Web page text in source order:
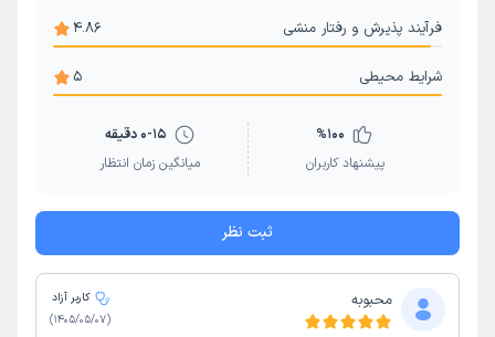
فرآیند پذیرش و رفتار منشی 4.86
شرایط محیطی 5
%100
پیشنهاد کاربران
0-15 دقیقه
میانگین زمان انتظار
ثبت نظر
محبوبه
کاربر آزاد
(
1405/05/07
)